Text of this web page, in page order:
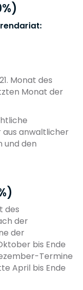
Monat des
Monat der
aus anwaltlicher
und den
des
der
der
bis Ende
Termine
April bis Ende